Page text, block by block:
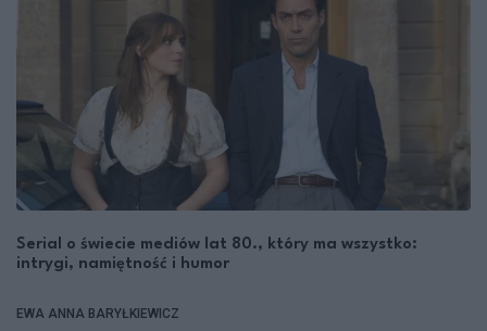
Serial o świecie mediów lat 80., który ma wszystko:
intrygi, namiętność i humor
EWA ANNA BARYŁKIEWICZ